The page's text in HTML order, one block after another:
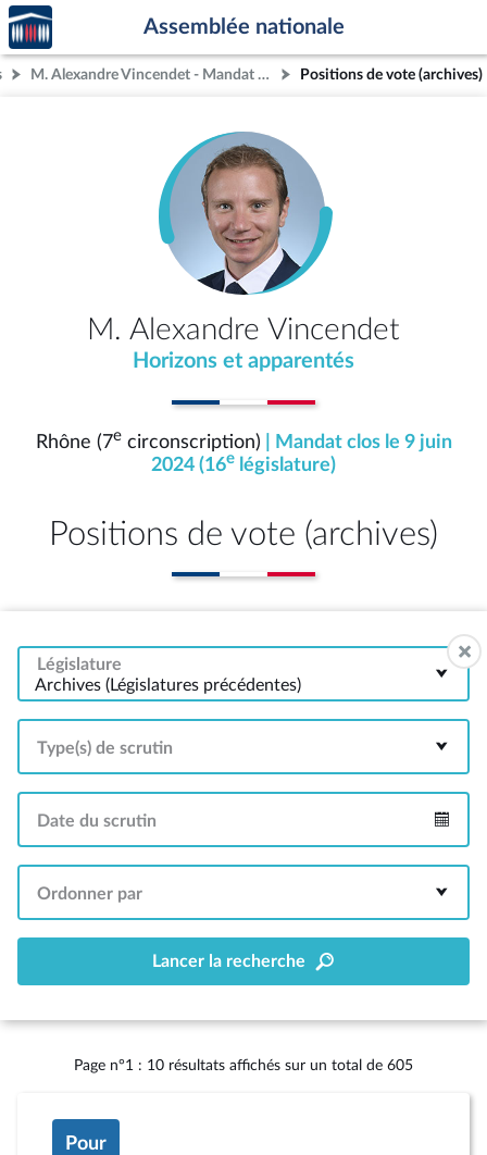
Aller au contenu
Aller en bas de la page
Accèder
à la
page
d'accueil
Assemblée nationale
M. Alexandre Vincendet - Mandat clos - Rhône (7e circonscription) Positions de vote (archives)
M. Alexandre Vincendet
Horizons et apparentés
Rhône (7ecirconscription)
| Mandat clos le 9 juin
2024 (16e législature)
Positions de vote (archives)
Législature
Archives (Législatures précédentes)
Type(s) de scrutin
Date du scrutin
Ordonner par
Lancer la recherche
Page n°1 : 10 résultats affichés sur un total de 605
Pour